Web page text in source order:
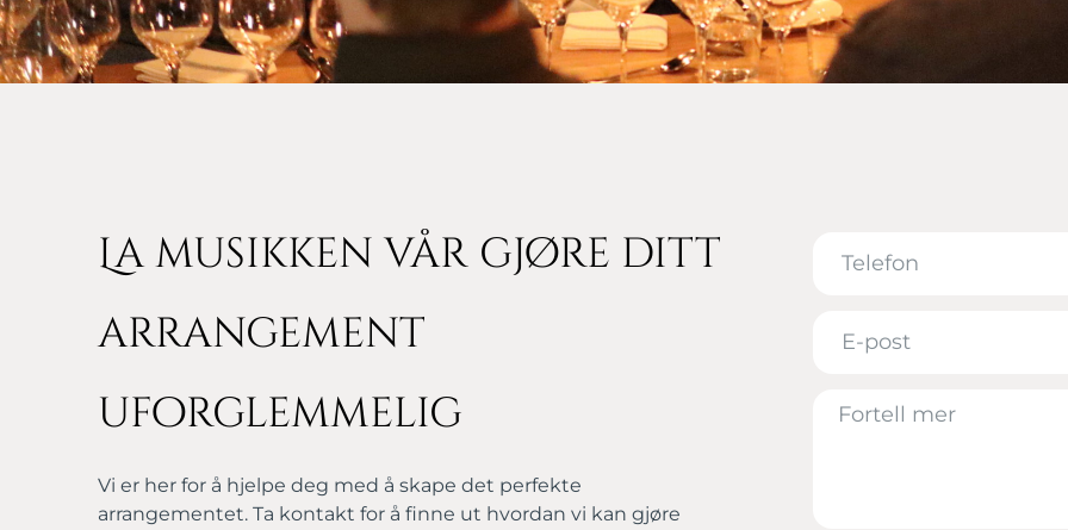
La musikken vår gjøre ditt
arrangement
uforglemmelig
Vi er her for å hjelpe deg med å skape det perfekte
arrangementet. Ta kontakt for å finne ut hvordan vi kan gjøre